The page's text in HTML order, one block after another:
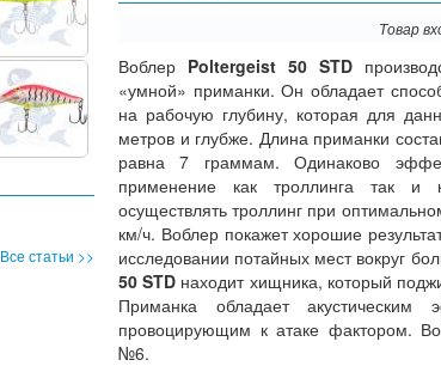
Все статьи >>
Товар
Воблер Poltergeist 50 STD
«умной» приманки. Он обладает
на рабочую глубину, которая для
метров и глубже. Длина приманки
равна 7 граммам. Одинаково
применение как троллинга так и
осуществлять троллинг при
км/ч. Воблер покажет хорошие
исследовании потайных мест вокруг
50 STD находит хищника, который
Приманка обладает
провоцирующим к атаке фактором.
№6.